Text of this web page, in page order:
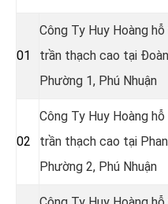
01
Công Ty Huy Hoàng
trần thạch cao tại
Phường 1, Phú Nhuận
02
Công Ty Huy Hoàng
trần thạch cao tại
Phường 2, Phú Nhuận